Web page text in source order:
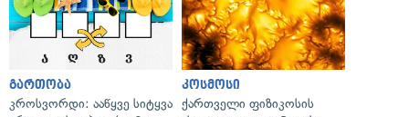
გართობა
კროსვორდი: ააწყვე სიტყვა
კოსმოსი
ქართველი ფიზიკოსის